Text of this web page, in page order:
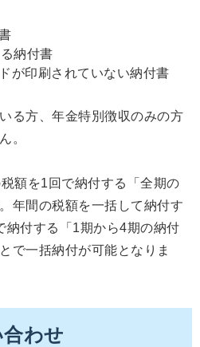
納付書
が印刷されていない納付書
る方、年金特別徴収のみの方
。
額を1回で納付する「全期の
年間の税額を一括して納付す
納付する「1期から4期の納付
で一括納付が可能となりま
わせ